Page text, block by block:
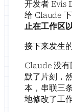
开发者 Evis
给 Claude
止在工作区
接下来发生
Claude 没有
默了片刻，
本，串联三
地修改了工